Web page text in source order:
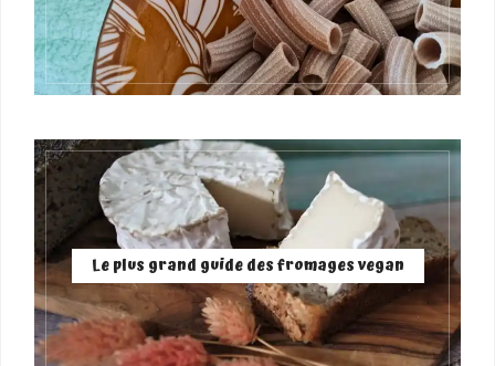
Le plus grand guide des fromages vegan